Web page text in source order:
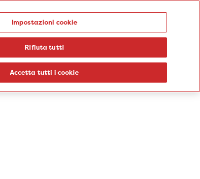
Punti prelievo
Sedi Percorsi Aziende Informazioni
Impostazioni cookie
Rifiuta tutti
Accetta tutti i cookie